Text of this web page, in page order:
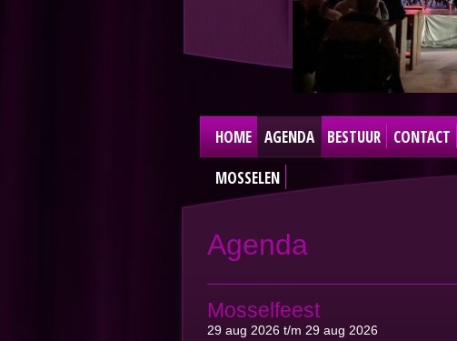
HOME AGENDA BESTUUR CONTACT
MOSSELEN
Agenda
Mosselfeest
29 aug 2026 t/m 29 aug 2026